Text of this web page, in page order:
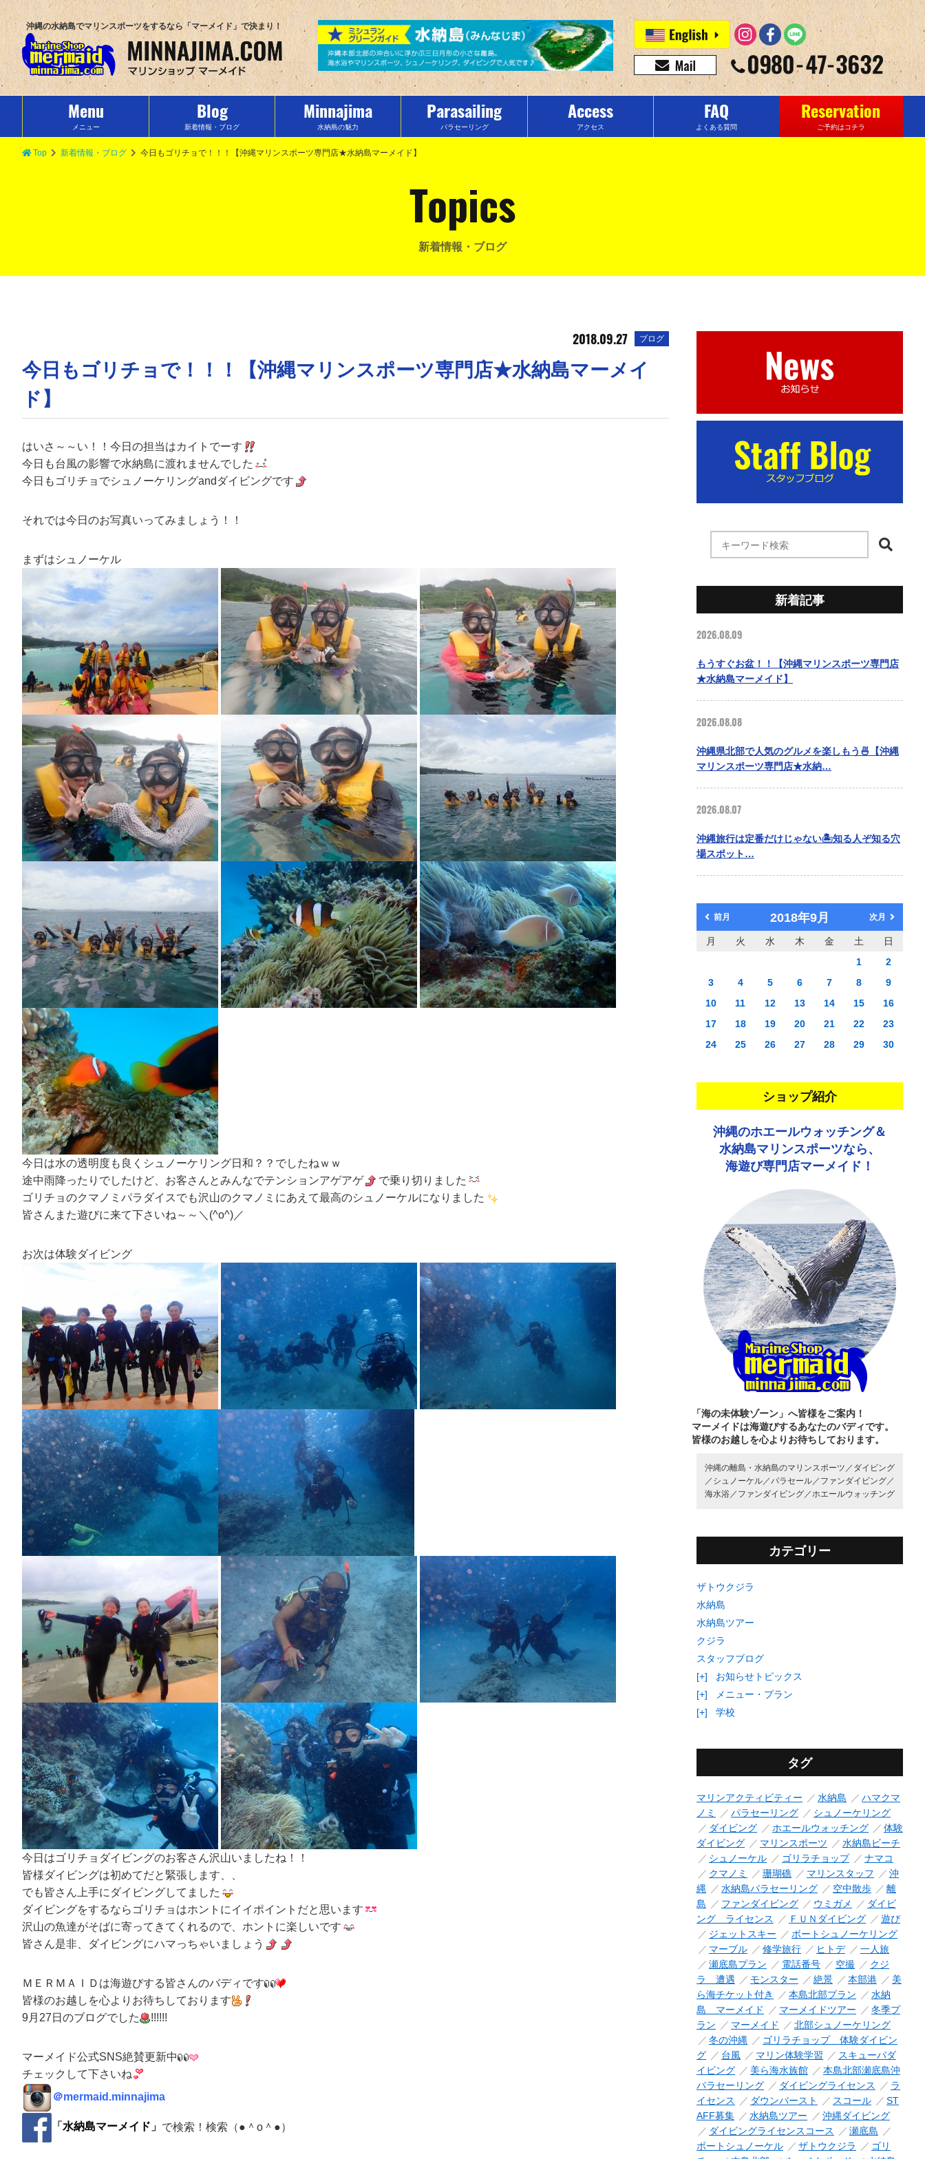
沖縄の水納島でマリンスポーツをするなら「マーメイド」で決まり！
Menu
メニュー
Blog
新着情報・ブログ
Minnajima
水納島の魅力
Parasailing
パラセーリング
Access
アクセス
FAQ
よくある質問
Reservation
ご予約はコチラ
Top 新着情報・ブログ 今日もゴリチョで！！！【沖縄マリンスポーツ専門店★水納島マーメイド】
Topics
新着情報・ブログ
2018.09.27 ブログ
今日もゴリチョで！！！【沖縄マリンスポーツ専門店★水納島マーメイ
ド】
はいさ～～い！！今日の担当はカイトでーす
今日も台風の影響で水納島に渡れませんでした
今日もゴリチョでシュノーケリングandダイビングです
それでは今日のお写真いってみましょう！！
まずはシュノーケル
今日は水の透明度も良くシュノーケリング日和？？でしたねｗｗ
途中雨降ったりでしたけど、お客さんとみんなでテンションアゲアゲ
で乗り切りました
ゴリチョのクマノミパラダイスでも沢山のクマノミにあえて最高のシュノーケルになりました
皆さんまた遊びに来て下さいね～～＼(^o^)／
お次は体験ダイビング
今日はゴリチョダイビングのお客さん沢山いましたね！！
皆様ダイビングは初めてだと緊張します、、
でも皆さん上手にダイビングしてました
ダイビングをするならゴリチョはホントにイイポイントだと思います
沢山の魚達がそばに寄ってきてくれるので、ホントに楽しいです
皆さん是非、ダイビングにハマっちゃいましょう
ＭＥＲＭＡＩＤは海遊びする皆さんのバディです
皆様のお越しを心よりお待ちしております
9月27日のブログでした
!!!!!!
マーメイド公式SNS絶賛更新中
チェックして下さいね
＠mermaid.minnajima
「 水納島マーメイド 」 で検索！検索（●＾o＾●）
新着記事
2026.08.09
もうすぐお盆！！【沖縄マリンスポーツ専門店
★水納島マーメイド】
2026.08.08
沖縄県北部で人気のグルメを楽しもう🍜【沖縄
マリンスポーツ専門店★水納…
2026.08.07
沖縄旅行は定番だけじゃない🏝️知る人ぞ知る穴
場スポット…
前月 2018年9月 次月
月 火 水 木 金 土
日
1
2
3
4 5 6 7 8
9
10
11 12 13 14 15
16
17
18 19 20 21 22
23
24
25 26 27 28 29 30
ショップ紹介
沖縄のホエールウォッチング＆
水納島マリンスポーツなら、
海遊び専門店マーメイド！
「海の未体験ゾーン」へ皆様をご案内！
マーメイドは海遊びするあなたのバディです。
皆様のお越しを心よりお待ちしております。
沖縄の離島・水納島のマリンスポーツ／ ダイビング
／ シュノーケル／ パラセール／ ファンダイビング／
海水浴／ ファンダイビング／ ホエールウォッチング
カテゴリー
ザトウクジラ
水納島
水納島ツアー
クジラ
スタッフブログ
[+]
お知らせトピックス
[+]
メニュー・プラン
[+]
学校
タグ
マリンアクティビティー 水納島
ハマクマ
ノミ
パラセーリング
シュノーケリング
ダイビング
ホエールウォッチング
体験
ダイビング
マリンスポーツ
水納島ビーチ
シュノーケル
ゴリラチョップ
ナマコ
クマノミ
珊瑚礁 マリンスタッフ
沖
縄
水納島パラセーリング 空中散歩
離
島
ファンダイビング ウミガメ
ダイビ
ング ライセンス
ＦＵＮダイビング
遊び
ジェットスキー
ボートシュノーケリング
マーブル
修学旅行 ヒトデ
一人旅
瀬底島プラン
電話番号 空撮
クジ
ラ 遭遇
モンスター 絶景 本部港
美
ら海チケット付き
本島北部プラン
水納
島 マーメイド
マーメイドツアー
冬季プ
ラン
マーメイド
北部シュノーケリング
冬の沖縄
ゴリラチョップ 体験ダイビン
グ
台風 マリン体験学習
スキューバダ
イビング
美ら海水族館
本島北部瀬底島沖
パラセーリング
ダイビングライセンス
ラ
イセンス
ダウンバースト スコール
ST
AFF募集
水納島ツアー
沖縄ダイビング
ダイビングライセンスコース
瀬底島
ボートシュノーケル
ザトウクジラ
ゴリ